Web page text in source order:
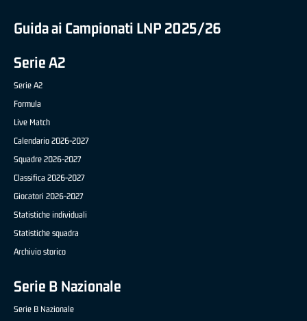
Guida ai Campionati LNP 2025/26
Serie A2
Serie A2
Formula
Live Match
Calendario 2026-2027
Squadre 2026-2027
Classifica 2026-2027
Giocatori 2026-2027
Statistiche individuali
Statistiche squadra
Archivio storico
Serie B Nazionale
Serie B Nazionale